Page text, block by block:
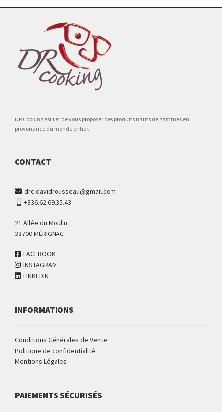
DR Cooking est fier de vous proposer des produits hauts de gammes en
provenance du monde entier.
CONTACT
drc.davidrousseau@gmail.com
+336.62.69.35.43
21 Allée du Moulin
33700 MÉRIGNAC
FACEBOOK
INSTAGRAM
LINKEDIN
INFORMATIONS
Conditions Générales de Vente
Politique de confidentialité
Mentions Légales
PAIEMENTS SÉCURISÉS